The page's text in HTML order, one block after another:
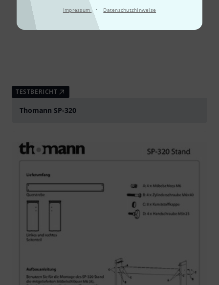
Impressum · Datenschutzhinweise
TESTBERICHT
Thomann SP-320